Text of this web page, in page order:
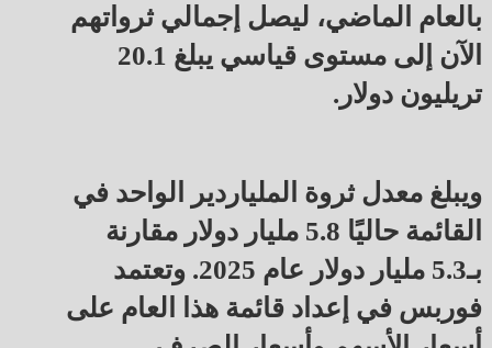
بالعام الماضي، ليصل إجمالي ثرواتهم
الآن إلى مستوى قياسي يبلغ 20.1
تريليون دولار.
ويبلغ معدل ثروة الملياردير الواحد في
القائمة حاليًا 5.8 مليار دولار مقارنة
بـ5.3 مليار دولار عام 2025. وتعتمد
فوربس في إعداد قائمة هذا العام على